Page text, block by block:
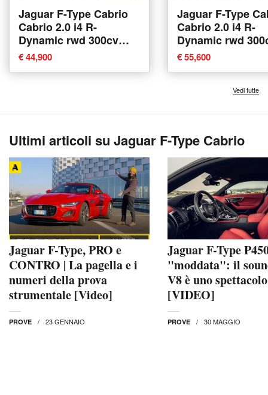
Jaguar F-Type Cabrio
Cabrio 2.0 i4 R-
Dynamic rwd 300cv
auto del 2022 usata a
Varese
€ 44,900
Jaguar F-Type
Cabrio 2.0 i4 R-
Dynamic rwd
auto del 2023
Varese
€ 55,600
Vedi tutte
Ultimi articoli su Jaguar F-Type Cabrio
Jaguar F-Type, PRO e
CONTRO | La pagella e i
numeri della prova
strumentale [Video]
PROVE 23 GENNAIO
Jaguar F-Type
"moddata": il
V8 è uno spettacolo
[VIDEO]
PROVE 30 MAGGIO